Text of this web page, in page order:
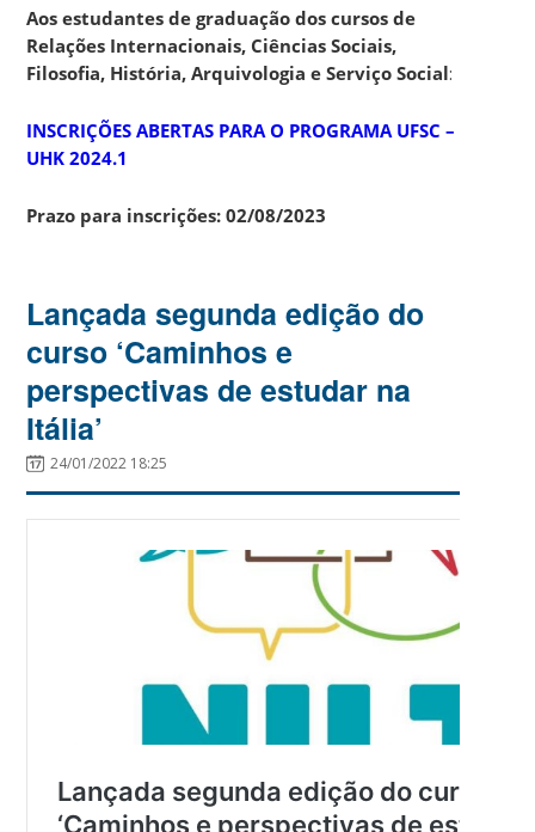
Aos estudantes de graduação dos cursos de
Relações Internacionais, Ciências Sociais,
Filosofia, História, Arquivologia e Serviço Social:
INSCRIÇÕES ABERTAS PARA O PROGRAMA UFSC –
UHK 2024.1
Prazo para inscrições: 02/08/2023
Lançada segunda edição do
curso ‘Caminhos e
perspectivas de estudar na
Itália’
24/01/2022 18:25